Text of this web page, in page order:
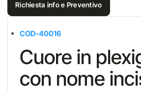
Richiesta info e Preventivo
COD-40016
Cuore in
con nome